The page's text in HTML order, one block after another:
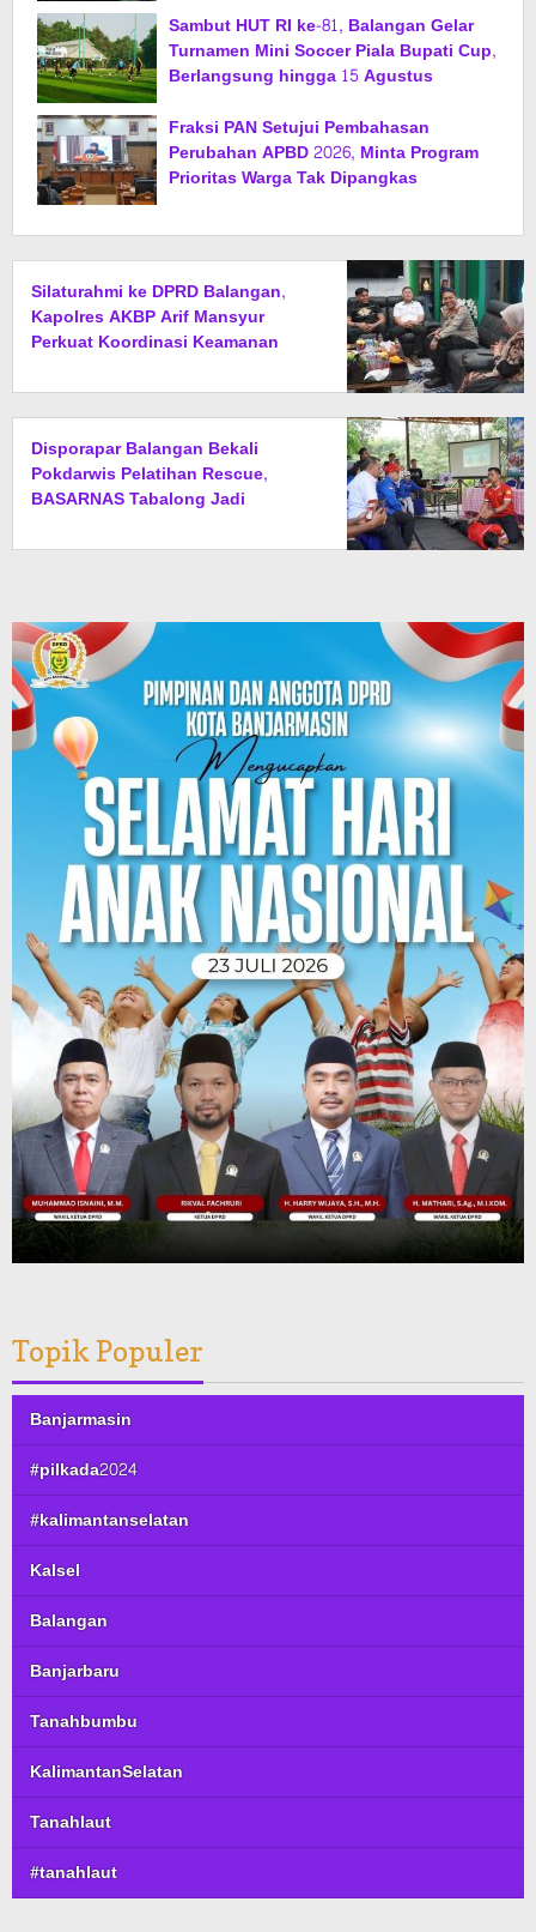
Sambut HUT RI ke-81, Balangan Gelar
Turnamen Mini Soccer Piala Bupati Cup,
Berlangsung hingga 15 Agustus
Fraksi PAN Setujui Pembahasan
Perubahan APBD 2026, Minta Program
Prioritas Warga Tak Dipangkas
Silaturahmi ke DPRD Balangan,
Kapolres AKBP Arif Mansyur
Perkuat Koordinasi Keamanan
Disporapar Balangan Bekali
Pokdarwis Pelatihan Rescue,
BASARNAS Tabalong Jadi
Topik Populer
Banjarmasin
#pilkada2024
#kalimantanselatan
Kalsel
Balangan
Banjarbaru
Tanahbumbu
KalimantanSelatan
Tanahlaut
#tanahlaut